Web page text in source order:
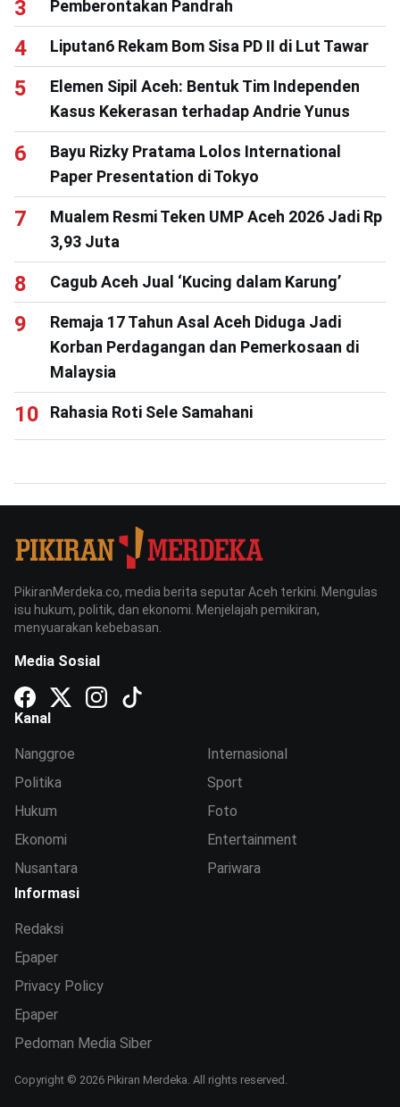
Pemberontakan Pandrah
Liputan6 Rekam Bom Sisa PD II di Lut Tawar
Elemen Sipil Aceh: Bentuk Tim Independen
Kasus Kekerasan terhadap Andrie Yunus
Bayu Rizky Pratama Lolos International
Paper Presentation di Tokyo
Mualem Resmi Teken UMP Aceh 2026 Jadi Rp
3,93 Juta
Cagub Aceh Jual ‘Kucing dalam Karung’
Remaja 17 Tahun Asal Aceh Diduga Jadi
Korban Perdagangan dan Pemerkosaan di
Malaysia
Rahasia Roti Sele Samahani
PikiranMerdeka.co, media berita seputar Aceh terkini. Mengulas
isu hukum, politik, dan ekonomi. Menjelajah pemikiran,
menyuarakan kebebasan.
Media Sosial
Kanal
Nanggroe
Politika
Hukum
Ekonomi
Nusantara
Internasional
Sport
Foto
Entertainment
Pariwara
Informasi
Redaksi
Epaper
Privacy Policy
Epaper
Pedoman Media Siber
Copyright © 2026 Pikiran Merdeka. All rights reserved.